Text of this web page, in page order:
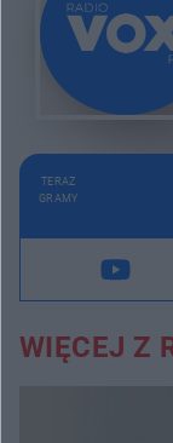
TERAZ
GRAMY
WIĘCEJ Z